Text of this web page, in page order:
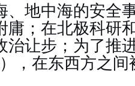
、地中海的安全
庸；在北极科研
治让步；为了推
，在东西方之